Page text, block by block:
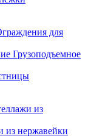
для
Грузоподъемное
из
из нержавейки